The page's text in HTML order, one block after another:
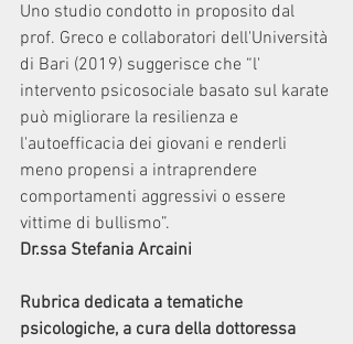
Uno studio condotto in proposito dal
prof. Greco e collaboratori dell'Università
di Bari (2019) suggerisce che “l'
intervento psicosociale basato sul karate
può migliorare la resilienza e
l'autoefficacia dei giovani e renderli
meno propensi a intraprendere
comportamenti aggressivi o essere
vittime di bullismo”.
Dr.ssa Stefania Arcaini
Rubrica dedicata a tematiche
psicologiche, a cura della dottoressa